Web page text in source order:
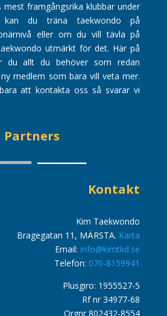
mest framgångsrika klubbar under
du träna taekwondo på
eller om du vill tävla på
utmärkt för det. Här på
du allt du behöver som redan
medlem som bara vill veta mer.
att kontakta oss så svarar vi
Partners
Kontakt
Kim Taekwondo
Bragegatan 11, MÄRSTA. Karta
Email: info@kimtkd.se
Telefon: 070-8159941
Plusgiro: 1955527-5
Rf nr 34977-68
Orgnr 802432-8554